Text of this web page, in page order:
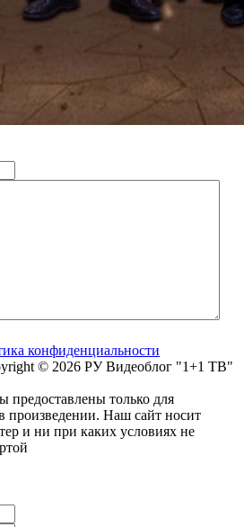
конфиденциальности
© 2026 РУ Видеоблог "1+1 ТВ"
предоставлены только для
произведении. Наш сайт носит
и ни при каких условиях не